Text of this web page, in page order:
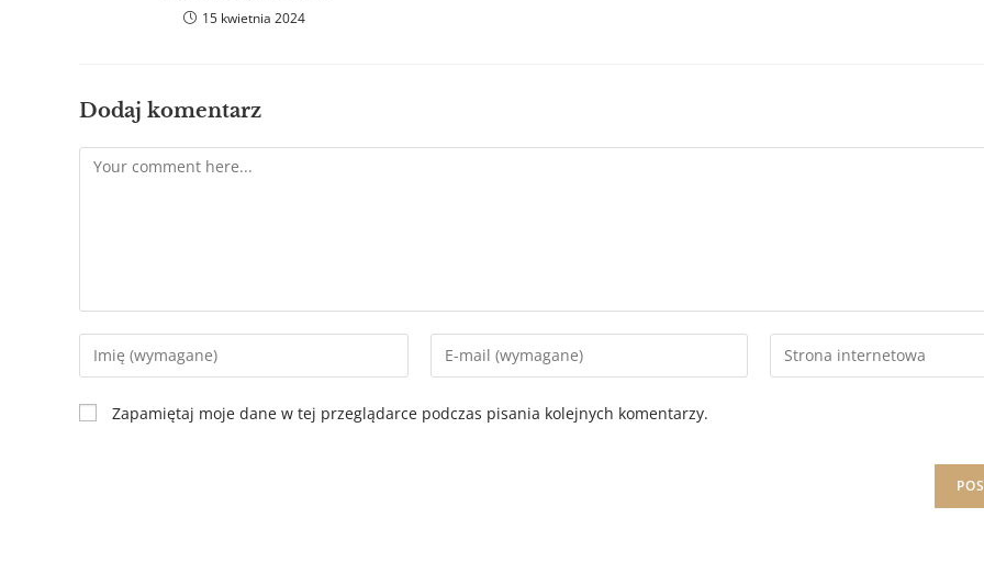
15 kwietnia 2024
Dodaj komentarz
Zapamiętaj moje dane w tej przeglądarce podczas pisania kolejnych komentarzy.